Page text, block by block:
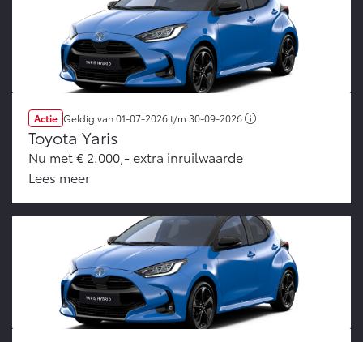
Actie Geldig van01-07-2026t/m 30-09-2026
Toyota Yaris
Nu met € 2.000,- extra inruilwaarde
Lees meer